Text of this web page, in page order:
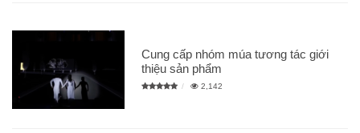
Cung cấp nhóm múa tương tác giới
thiệu sản phẩm
2,142